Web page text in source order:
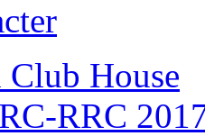
House
RRC